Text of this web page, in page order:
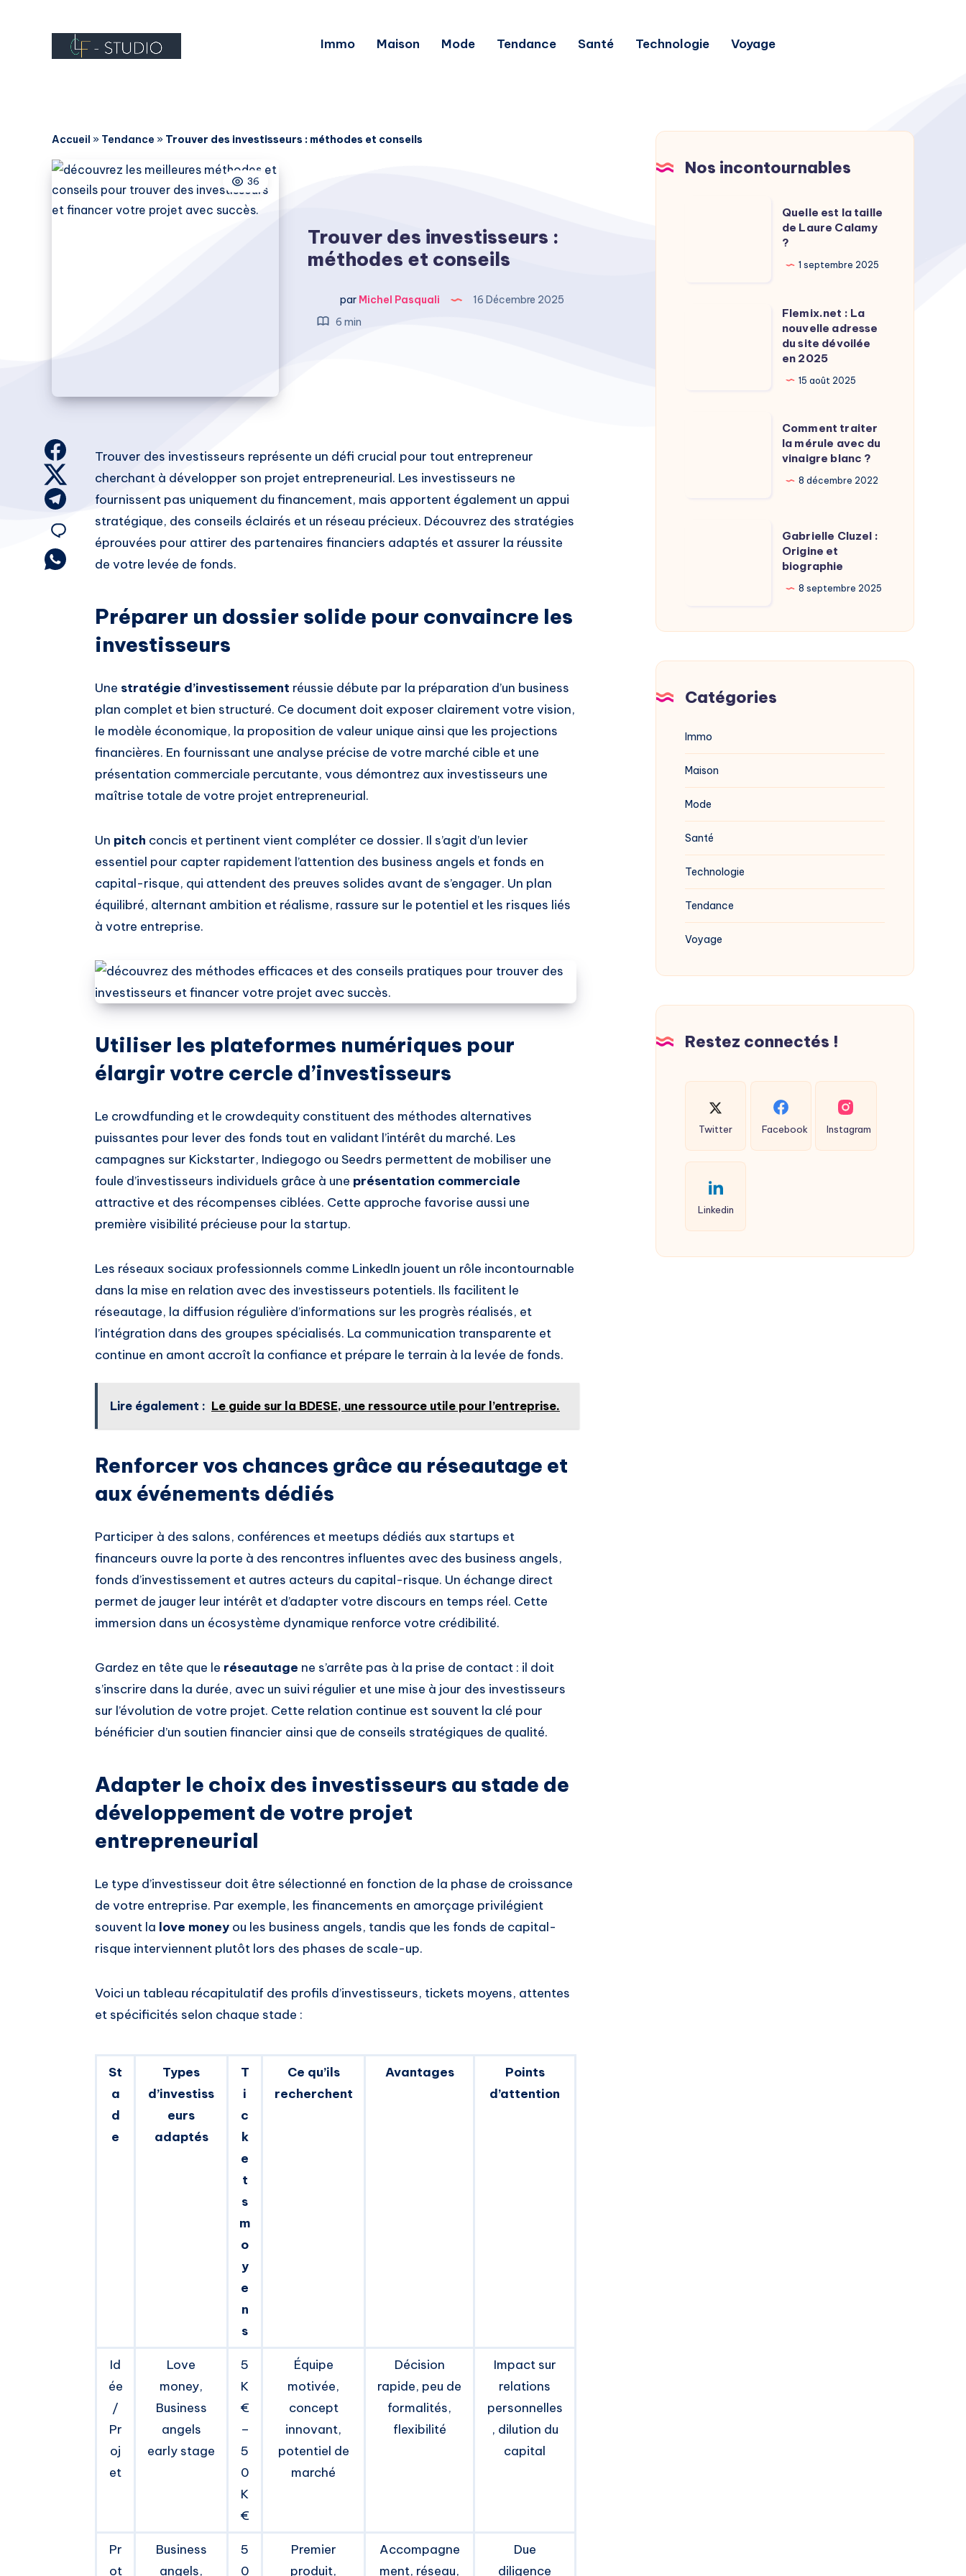
Immo Maison Mode Tendance Santé Technologie Voyage
Accueil » Tendance » Trouver des investisseurs : méthodes et conseils
36
Trouver des investisseurs :
méthodes et conseils
par Michel Pasquali
16 Décembre 2025
6 min
Share
Facebook
Share
Twitter
Share
Telegram
Share
Share
Trouver des investisseurs représente un défi crucial pour tout entrepreneur
cherchant à développer son projet entrepreneurial. Les investisseurs ne
fournissent pas uniquement du financement, mais apportent également un appui
stratégique, des conseils éclairés et un réseau précieux. Découvrez des stratégies
éprouvées pour attirer des partenaires financiers adaptés et assurer la réussite
de votre levée de fonds.
Préparer un dossier solide pour convaincre les
investisseurs
Une stratégie d’investissement réussie débute par la préparation d’un business
plan complet et bien structuré. Ce document doit exposer clairement votre vision,
le modèle économique, la proposition de valeur unique ainsi que les projections
financières. En fournissant une analyse précise de votre marché cible et une
présentation commerciale percutante, vous démontrez aux investisseurs une
maîtrise totale de votre projet entrepreneurial.
Un pitch concis et pertinent vient compléter ce dossier. Il s’agit d’un levier
essentiel pour capter rapidement l’attention des business angels et fonds en
capital-risque, qui attendent des preuves solides avant de s’engager. Un plan
équilibré, alternant ambition et réalisme, rassure sur le potentiel et les risques liés
à votre entreprise.
Utiliser les plateformes numériques pour
élargir votre cercle d’investisseurs
Le crowdfunding et le crowdequity constituent des méthodes alternatives
puissantes pour lever des fonds tout en validant l’intérêt du marché. Les
campagnes sur Kickstarter, Indiegogo ou Seedrs permettent de mobiliser une
foule d’investisseurs individuels grâce à une présentation commerciale
attractive et des récompenses ciblées. Cette approche favorise aussi une
première visibilité précieuse pour la startup.
Les réseaux sociaux professionnels comme LinkedIn jouent un rôle incontournable
dans la mise en relation avec des investisseurs potentiels. Ils facilitent le
réseautage, la diffusion régulière d’informations sur les progrès réalisés, et
l’intégration dans des groupes spécialisés. La communication transparente et
continue en amont accroît la confiance et prépare le terrain à la levée de fonds.
Lire également : Le guide sur la BDESE, une ressource utile pour l’entreprise.
Renforcer vos chances grâce au réseautage et
aux événements dédiés
Participer à des salons, conférences et meetups dédiés aux startups et
financeurs ouvre la porte à des rencontres influentes avec des business angels,
fonds d’investissement et autres acteurs du capital-risque. Un échange direct
permet de jauger leur intérêt et d’adapter votre discours en temps réel. Cette
immersion dans un écosystème dynamique renforce votre crédibilité.
Gardez en tête que le réseautage ne s’arrête pas à la prise de contact : il doit
s’inscrire dans la durée, avec un suivi régulier et une mise à jour des investisseurs
sur l’évolution de votre projet. Cette relation continue est souvent la clé pour
bénéficier d’un soutien financier ainsi que de conseils stratégiques de qualité.
Adapter le choix des investisseurs au stade de
développement de votre projet
entrepreneurial
Le type d’investisseur doit être sélectionné en fonction de la phase de croissance
de votre entreprise. Par exemple, les financements en amorçage privilégient
souvent la love money ou les business angels, tandis que les fonds de capital-
risque interviennent plutôt lors des phases de scale-up.
Voici un tableau récapitulatif des profils d’investisseurs, tickets moyens, attentes
et spécificités selon chaque stade :
St
a
d
e
Types
d’investiss
eurs
adaptés
T
i
c
k
e
t
s
m
o
y
e
n
s
Ce qu’ils
recherchent
Avantages
Points
d’attention
Id
ée
/
Pr
oj
et
Love
money,
Business
angels
early stage
5
K
€
–
5
0
K
€
Équipe
motivée,
concept
innovant,
potentiel de
marché
Décision
rapide, peu de
formalités,
flexibilité
Impact sur
relations
personnelles
, dilution du
capital
Pr
ot
Business
angels,
5
0
Premier
produit,
Accompagne
ment, réseau,
Due
diligence
Nos incontournables
Quelle est la taille
de Laure Calamy
?
1 septembre 2025
Flemix.net : La
nouvelle adresse
du site dévoilée
en 2025
15 août 2025
Comment traiter
la mérule avec du
vinaigre blanc ?
8 décembre 2022
biographie
Gabrielle Cluzel :
Origine et
biographie
8 septembre 2025
Catégories
Immo
Maison
Mode
Santé
Technologie
Tendance
Voyage
Restez connectés !
Twitter Facebook Instagram
Linkedin